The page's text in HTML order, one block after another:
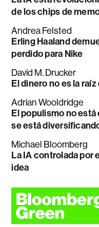
de los chips de
Andrea Felsted
Erling Haaland
perdido para Nike
David M. Drucker
El dinero no es la
Adrian Wooldridge
El populismo no
se está
Michael Bloomberg
La IA controlada por
idea